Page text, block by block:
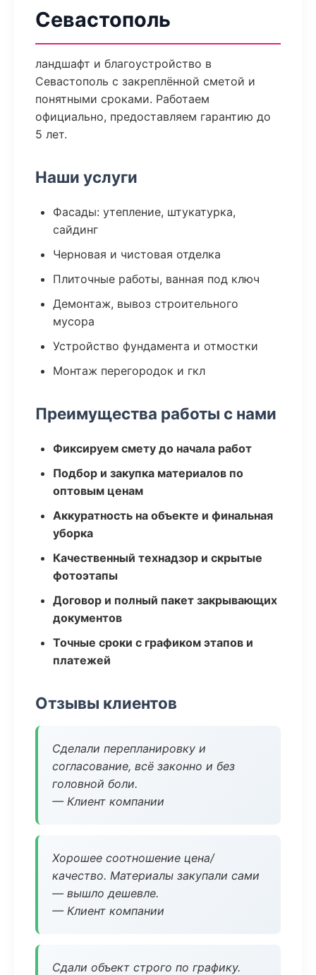
Севастополь
ландшафт и благоустройство в
Севастополь с закреплённой сметой и
понятными сроками. Работаем
официально, предоставляем гарантию до
5 лет.
Наши услуги
Фасады: утепление, штукатурка,
сайдинг
Черновая и чистовая отделка
Плиточные работы, ванная под ключ
Демонтаж, вывоз строительного
мусора
Устройство фундамента и отмостки
Монтаж перегородок и гкл
Преимущества работы с нами
Фиксируем смету до начала работ
Подбор и закупка материалов по
оптовым ценам
Аккуратность на объекте и финальная
уборка
Качественный технадзор и скрытые
фотоэтапы
Договор и полный пакет закрывающих
документов
Точные сроки с графиком этапов и
платежей
Отзывы клиентов
Сделали перепланировку и
согласование, всё законно и без
головной боли.
— Клиент компании
Хорошее соотношение цена/
качество. Материалы закупали сами
— вышло дешевле.
— Клиент компании
Сдали объект строго по графику.